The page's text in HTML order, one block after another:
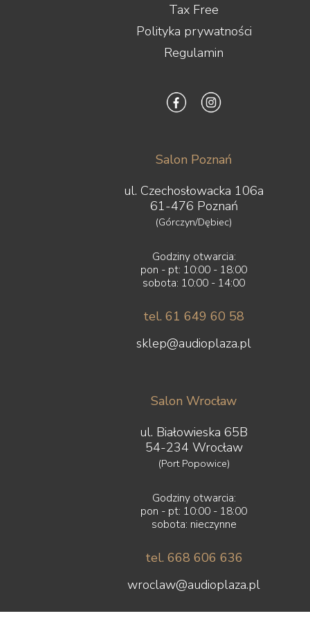
Tax Free
Polityka prywatności
Regulamin
Salon Poznań
ul. Czechosłowacka 106a
61-476 Poznań
(Górczyn/Dębiec)
Godziny otwarcia:
pon - pt: 10:00 - 18:00
sobota: 10:00 - 14:00
tel. 61 649 60 58
sklep@audioplaza.pl
Salon Wrocław
ul. Białowieska 65B
54-234 Wrocław
(Port Popowice)
Godziny otwarcia:
pon - pt: 10:00 - 18:00
sobota: nieczynne
tel. 668 606 636
wroclaw@audioplaza.pl